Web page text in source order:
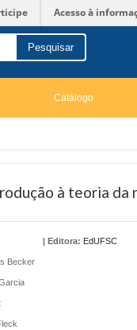
Acesso à
Pesquisar
Catálogo
à teoria da
Becker
| Editora: EdUFSC